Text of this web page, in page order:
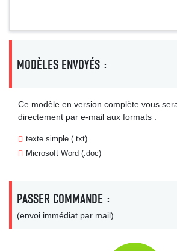
MODÈLES ENVOYÉS :
Ce modèle en version complète vous
directement par e-mail aux formats :
texte simple (.txt)
Microsoft Word (.doc)
PASSER COMMANDE :
(envoi immédiat par mail)